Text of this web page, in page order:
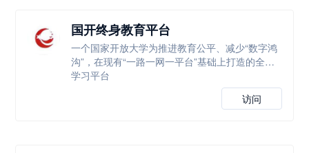
国开终身教育平台
一个国家开放大学为推进教育公平、减少“数字鸿
沟”，在现有“一路一网一平台”基础上打造的全新
学习平台
访问